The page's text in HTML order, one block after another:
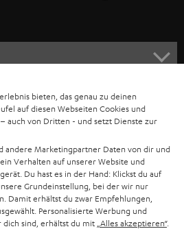
bieten, das genau zu deinen
auf diesen Webseiten Cookies und
auch von Dritten - und setzt Dienste zur
andere Marketingpartner Daten von dir und
Verhalten auf unserer Website und
Du hast es in der Hand: Klickst du auf
Grundeinstellung, bei der wir nur
Damit erhältst du zwar Empfehlungen,
Personalisierte Werbung und
sind, erhältst du mit „Alles akzeptieren“.